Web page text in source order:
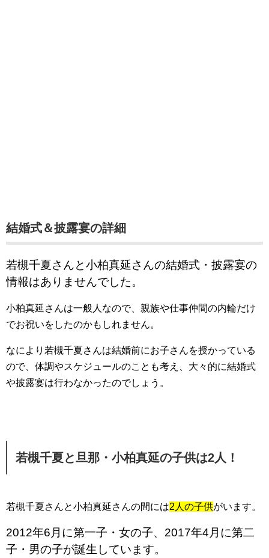
結婚式＆披露宴の詳細
若槻千夏さんと小柏真延さんの結婚式・披露宴の
情報はありませんでした。
小柏真延さんは一般人なので、親族や仕事仲間の内輪だけ
でお祝いをしたのかもしれません。
なにより若槻千夏さんは結婚前にお子さんを授かっている
ので、体調やスケジュールのことも考え、大々的に結婚式
や披露宴は行わなかったのでしょう。
若槻千夏と旦那・小柏真延の子供は2人！
若槻千夏さんと小柏真延さんの間には2人の子供がいます。
2012年6月に第一子・女の子、2017年4月に第二
子・男の子が誕生しています。